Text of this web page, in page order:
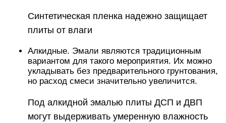
Синтетическая пленка надежно защищает
плиты от влаги
Алкидные. Эмали являются традиционным
вариантом для такого мероприятия. Их можно
укладывать без предварительного грунтования,
но расход смеси значительно увеличится.
Под алкидной эмалью плиты ДСП и ДВП
могут выдерживать умеренную влажность